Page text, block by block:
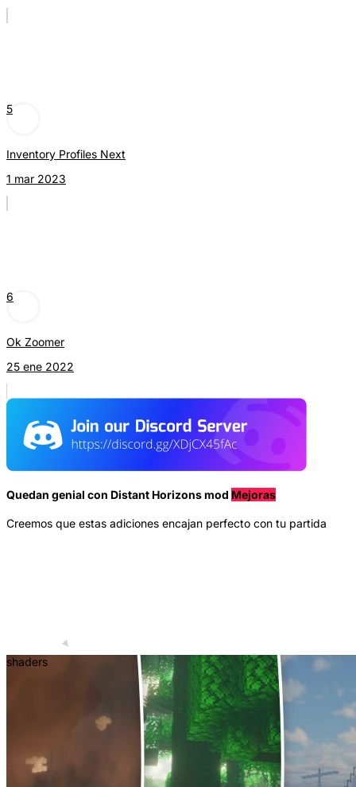
5
Inventory Profiles Next
1 mar 2023
6
Ok Zoomer
25 ene 2022
Quedan genial con Distant Horizons mod Mejoras
Creemos que estas adiciones encajan perfecto con tu partida
shaders